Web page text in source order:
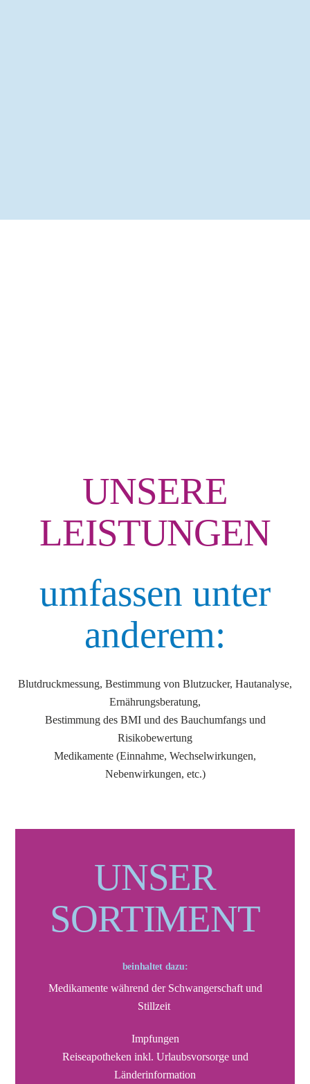
UNSERE
LEISTUNGEN
umfassen unter
anderem:
Blutdruckmessung, Bestimmung von Blutzucker, Hautanalyse,
Ernährungsberatung,
Bestimmung des BMI und des Bauchumfangs und
Risikobewertung
Medikamente (Einnahme, Wechselwirkungen,
Nebenwirkungen, etc.)
UNSER
SORTIMENT
beinhaltet dazu:
Medikamente während der Schwangerschaft und
Stillzeit
Impfungen
Reiseapotheken inkl. Urlaubsvorsorge und
Länderinformation